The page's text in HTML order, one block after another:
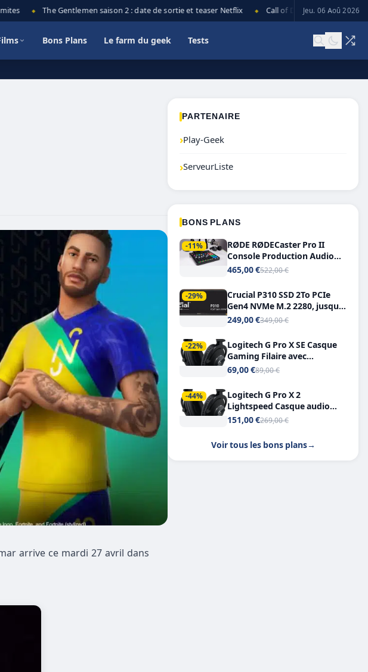
The Gentlemen saison 2 : date de sortie et teaser Netflix Call of Duty: Black Ops 7 lance
Jeu. 06 Aoû 2026
Bons Plans Le farm du geek Tests
arrive ce mardi 27 avril dans
PARTENAIRE
›Play-Geek
›ServeurListe
BONS PLANS
-11%
RØDE RØDECaster Pro II
Console Production Audio
Tout-en-Un, Bluetooth et
465,00 €522,00 €
-29%
Crucial P310 SSD 2To PCIe
Gen4 NVMe M.2 2280, jusqu’à
7.100 Mo/s
249,00 €349,00 €
-22%
Logitech G Pro X SE Casque
Gaming Filaire avec
Microphone Micro
7.1
69,00 €89,00 €
-44%
Logitech G Pro X 2
Lightspeed Casque audio
bluetooth
151,00 €269,00 €
Voir tous les bons plans→